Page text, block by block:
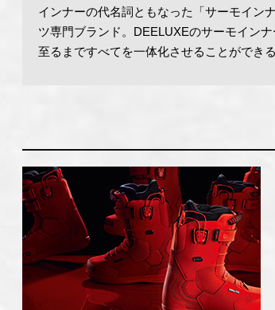
インナーの代名詞ともなった「サーモイン
ツ専門ブランド。DEELUXEのサーモイン
至るまですべてを一体化させることができ